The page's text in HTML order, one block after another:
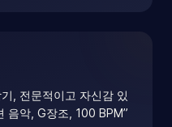
, 전문적이고 자신감 있
음악, G장조, 100 BPM”